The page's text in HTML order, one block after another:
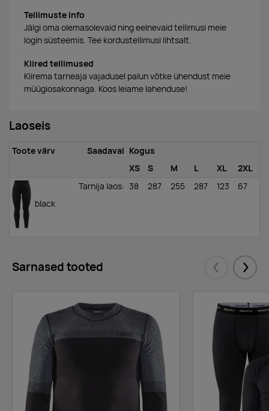
Tellimuste info
Jälgi oma olemasolevaid ning eelnevaid tellimusi meie
login süsteemis. Tee kordustellimusi lihtsalt.
Kiired tellimused
Kiirema tarneaja vajadusel palun võtke ühendust meie
müügiosakonnaga. Koos leiame lahenduse!
Laoseis
Toote värv Saadaval Kogus
XS
S M L XL 2XL
black
Tarnija laos: 38 287 255 287 123 67
Sarnased tooted Eelmised